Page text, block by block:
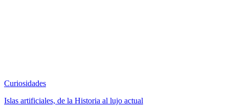
Curiosidades
Islas artificiales, de la Historia al lujo actual